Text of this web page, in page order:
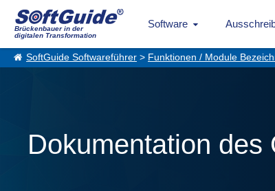
Brückenbauer in der
digitalen Transformation
Software
SoftGuide Softwareführer > Funktionen / Module
Dokumentation des